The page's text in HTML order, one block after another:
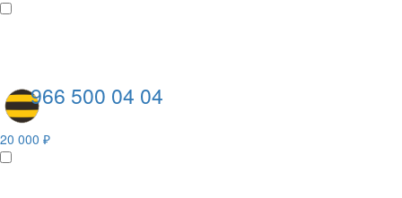
966 500 04 04
20 000 ₽